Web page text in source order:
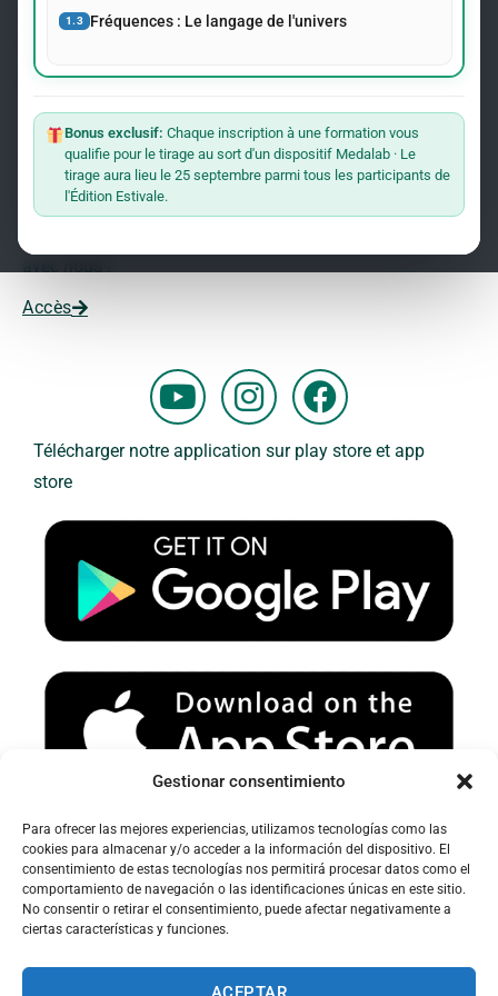
Gestionar consentimiento
Para ofrecer las mejores experiencias, utilizamos tecnologías como las
cookies para almacenar y/o acceder a la información del dispositivo. El
consentimiento de estas tecnologías nos permitirá procesar datos como el
comportamiento de navegación o las identificaciones únicas en este sitio.
No consentir o retirar el consentimiento, puede afectar negativamente a
ciertas características y funciones.
1.3 Fréquences : Le langage de l'univers
Bonus exclusif: Chaque inscription à une formation vous
qualifie pour le tirage au sort d'un dispositif Medalab · Le
tirage aura lieu le 25 septembre parmi tous les participants de
l'Édition Estivale.
événements concernant le Dr Andreas Kalcker et l’Institut
Rejoindre La Liste
Vous souhaitez travailler avec nous ?
Vous voulez faire partie de notre équipe ?
Accès
Y
o
u
u
b
e
I
n
s
a
g
r
a
m
F
a
c
b
o
k
Télécharger notre application sur play store et app
store
Avertissement sur le spam :
Veuillez vérifier votre dossier spam ou courrier indésirable pour
recevoir nos e-mails.